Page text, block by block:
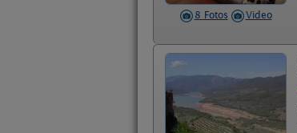
8 Fotos Video